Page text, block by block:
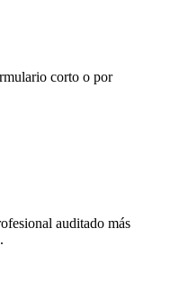
corto o por
auditado más